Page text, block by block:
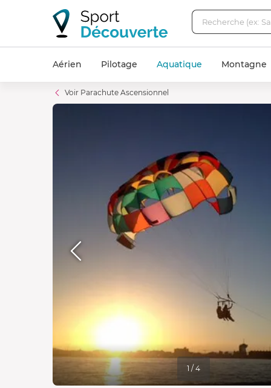
Aérien Pilotage Aquatique Montagne
Voir Parachute Ascensionnel
1 / 4